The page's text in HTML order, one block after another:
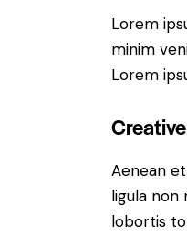
Lorem
minim
Lorem
Aenean
ligula non
lobortis